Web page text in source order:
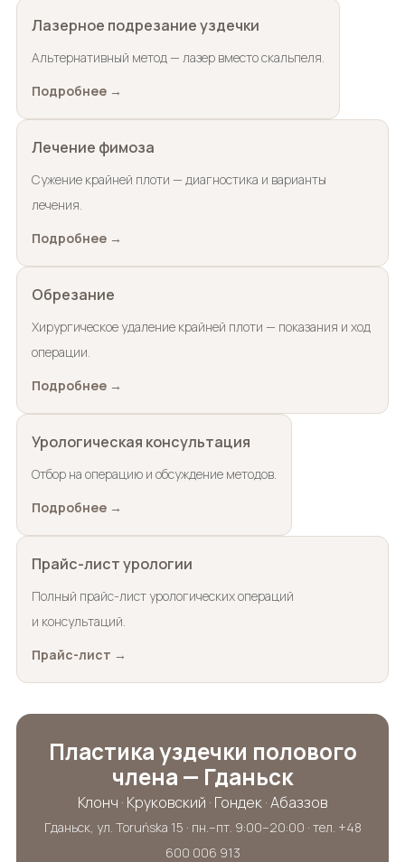
Лазерное подрезание уздечки
Альтернативный метод — лазер вместо скальпеля.
Подробнее →
Лечение фимоза
Сужение крайней плоти — диагностика и варианты
лечения.
Подробнее →
Обрезание
Хирургическое удаление крайней плоти — показания и ход
операции.
Подробнее →
Урологическая консультация
Отбор на операцию и обсуждение методов.
Подробнее →
Прайс-лист урологии
Полный прайс-лист урологических операций
и консультаций.
Прайс-лист →
Пластика уздечки полового
члена — Гданьск
Клонч · Круковский · Гондек · Абаззов
Гданьск, ул. Toruńska 15 · пн.–пт. 9:00–20:00 · тел. +48
600 006 913